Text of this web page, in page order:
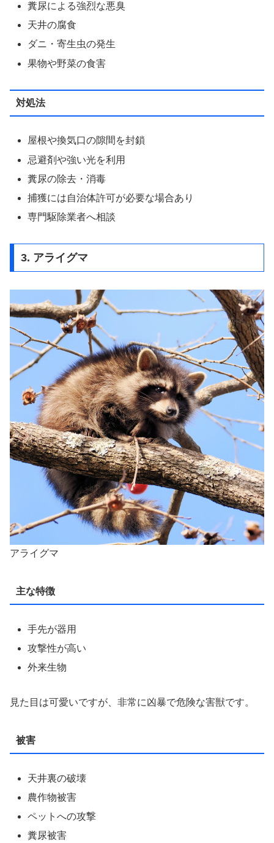
糞尿による強烈な悪臭
天井の腐食
ダニ・寄生虫の発生
果物や野菜の食害
対処法
屋根や換気口の隙間を封鎖
忌避剤や強い光を利用
糞尿の除去・消毒
捕獲には自治体許可が必要な場合あり
専門駆除業者へ相談
3. アライグマ
アライグマ
主な特徴
手先が器用
攻撃性が高い
外来生物
見た目は可愛いですが、非常に凶暴で危険な害獣です。
被害
天井裏の破壊
農作物被害
ペットへの攻撃
糞尿被害